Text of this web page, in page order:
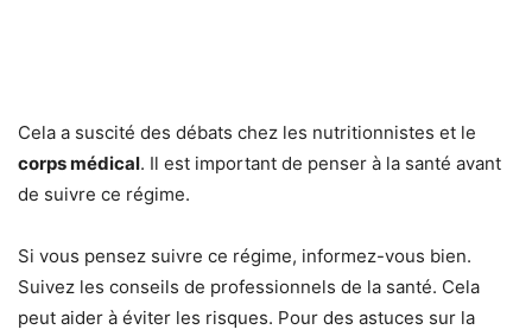
Cela a suscité des débats chez les nutritionnistes et le
corps médical. Il est important de penser à la santé avant
de suivre ce régime.
Si vous pensez suivre ce régime, informez-vous bien.
Suivez les conseils de professionnels de la santé. Cela
peut aider à éviter les risques. Pour des astuces sur la